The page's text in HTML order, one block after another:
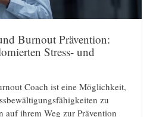
Burnout Prävention:
Stress- und
Coach ist eine Möglichkeit,
zu
auf ihrem Weg zur Prävention